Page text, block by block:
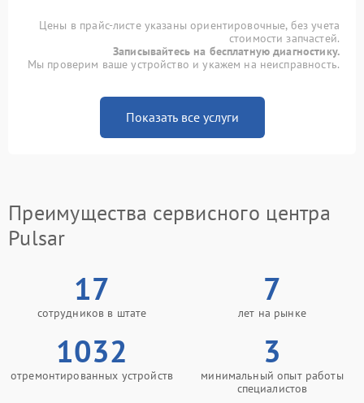
Цены в прайс-листе указаны ориентировочные, без учета
стоимости запчастей.
Записывайтесь на бесплатную диагностику.
Мы проверим ваше устройство и укажем на неисправность.
Показать все услуги
Преимущества сервисного центра
Pulsar
17
сотрудников в штате
7
лет на рынке
1032
отремонтированных устройств
3
минимальный опыт работы
специалистов